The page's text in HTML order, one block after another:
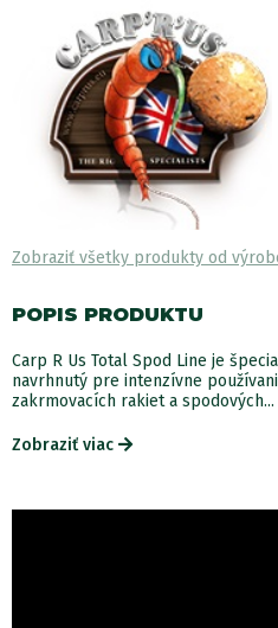
Zobraziť všetky produkty od
POPIS PRODUKTU
Carp R Us Total Spod Line je
navrhnutý pre intenzívne
zakrmovacích rakiet a spodových...
Zobraziť viac